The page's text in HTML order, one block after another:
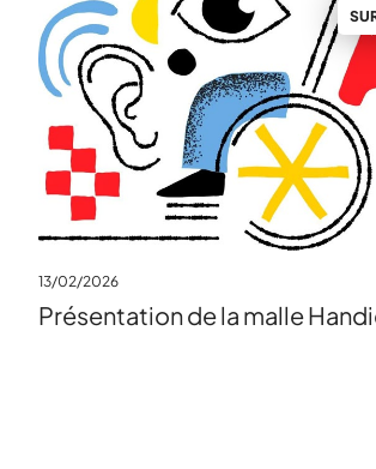
13/02/2026
Présentation de la malle